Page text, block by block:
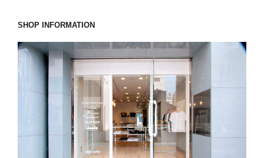
葉
使
な
NASSOW(ナ
ソ
SHOP INFORMATION